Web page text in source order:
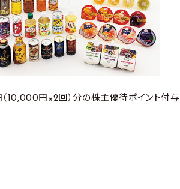
10,000円×2回）分の株主優待ポイント付与